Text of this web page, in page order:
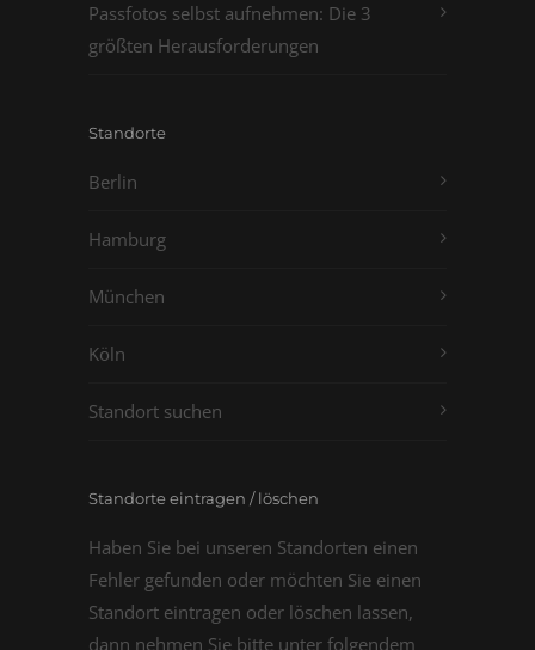
Passfotos selbst aufnehmen: Die 3
größten Herausforderungen
Standorte
Berlin
Hamburg
München
Köln
Standort suchen
Standorte eintragen / löschen
Haben Sie bei unseren Standorten einen
Fehler gefunden oder möchten Sie einen
Standort eintragen oder löschen lassen,
dann nehmen Sie bitte unter folgendem